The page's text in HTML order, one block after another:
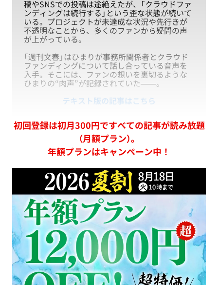
稿やSNSでの投稿は途絶えたが、「クラウドファ
ンディングは続行する」という歪な状態が続いて
いる。プロジェクトが未達成な状況や先行きが
不透明なことから、多くのファンから疑問の声
が上がっている。
「週刊文春」はひまりが事務所関係者とクラウド
ファンディングについて話し合っている音声を
入手。そこには、ファンの想いを裏切るような
ひまりの“肉声”が記録されていた——。
テキスト版の記事はこちら
初回登録は初月300円ですべての記事が読み放題
（月額プラン）。
年額プランはキャンペーン中！